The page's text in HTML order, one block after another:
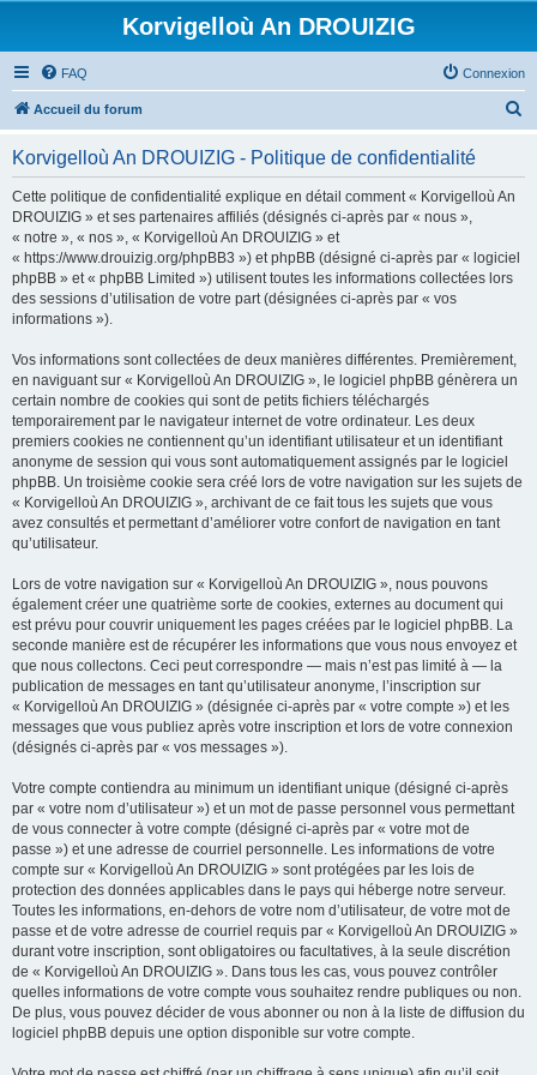
Korvigelloù An DROUIZIG
FAQ Connexion
Accueil du forum
Korvigelloù An DROUIZIG - Politique de confidentialité
Cette politique de confidentialité explique en détail comment « Korvigelloù An
DROUIZIG » et ses partenaires affiliés (désignés ci-après par « nous »,
« notre », « nos », « Korvigelloù An DROUIZIG » et
« https://www.drouizig.org/phpBB3 ») et phpBB (désigné ci-après par « logiciel
phpBB » et « phpBB Limited ») utilisent toutes les informations collectées lors
des sessions d’utilisation de votre part (désignées ci-après par « vos
informations »).
Vos informations sont collectées de deux manières différentes. Premièrement,
en naviguant sur « Korvigelloù An DROUIZIG », le logiciel phpBB génèrera un
certain nombre de cookies qui sont de petits fichiers téléchargés
temporairement par le navigateur internet de votre ordinateur. Les deux
premiers cookies ne contiennent qu’un identifiant utilisateur et un identifiant
anonyme de session qui vous sont automatiquement assignés par le logiciel
phpBB. Un troisième cookie sera créé lors de votre navigation sur les sujets de
« Korvigelloù An DROUIZIG », archivant de ce fait tous les sujets que vous
avez consultés et permettant d’améliorer votre confort de navigation en tant
qu’utilisateur.
Lors de votre navigation sur « Korvigelloù An DROUIZIG », nous pouvons
également créer une quatrième sorte de cookies, externes au document qui
est prévu pour couvrir uniquement les pages créées par le logiciel phpBB. La
seconde manière est de récupérer les informations que vous nous envoyez et
que nous collectons. Ceci peut correspondre — mais n’est pas limité à — la
publication de messages en tant qu’utilisateur anonyme, l’inscription sur
« Korvigelloù An DROUIZIG » (désignée ci-après par « votre compte ») et les
messages que vous publiez après votre inscription et lors de votre connexion
(désignés ci-après par « vos messages »).
Votre compte contiendra au minimum un identifiant unique (désigné ci-après
par « votre nom d’utilisateur ») et un mot de passe personnel vous permettant
de vous connecter à votre compte (désigné ci-après par « votre mot de
passe ») et une adresse de courriel personnelle. Les informations de votre
compte sur « Korvigelloù An DROUIZIG » sont protégées par les lois de
protection des données applicables dans le pays qui héberge notre serveur.
Toutes les informations, en-dehors de votre nom d’utilisateur, de votre mot de
passe et de votre adresse de courriel requis par « Korvigelloù An DROUIZIG »
durant votre inscription, sont obligatoires ou facultatives, à la seule discrétion
de « Korvigelloù An DROUIZIG ». Dans tous les cas, vous pouvez contrôler
quelles informations de votre compte vous souhaitez rendre publiques ou non.
De plus, vous pouvez décider de vous abonner ou non à la liste de diffusion du
logiciel phpBB depuis une option disponible sur votre compte.